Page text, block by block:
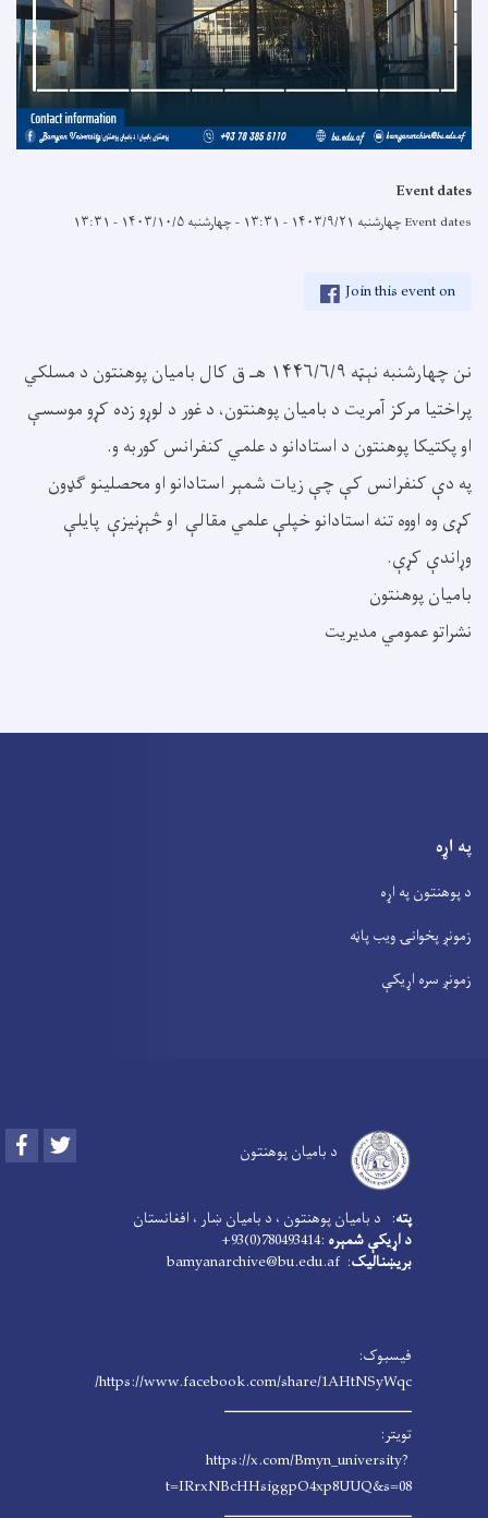
Event dates
Event datesچهارشنبه ۱۴۰۳/۹/۲۱ - ۱۳:۳۱ -چهارشنبه ۱۴۰۳/۱۰/۵ - ۱۳:۳۱
Join this event on
نن چهارشنبه نېټه ۱۴۴۶/۶/۹ هـ ق کال بامیان پوهنتون د مسلکي
پراختیا مرکز آمریت د بامیان پوهنتون، د غور د لوړو زده کړو موسسې
او پکتیکا پوهنتون د استادانو د علمي کنفرانس کوربه و.
په دې کنفرانس کې چې زیات شمېر استادانو او محصلینو ګډون
کړی وه اووه تنه استادانو خپلې علمي مقالې او څېړنیزې پایلې
وړاندې کړې.
بامیان پوهنتون
نشراتو عمومي مدیریت
په اړه
د پوهنتون په اړه
زمونږ پخوانۍ ویب پاڼه
زمونږ سره اړیکې
د بامیان پوهنتون Facebook
پته: د بامیان پوهنتون ، د بامیان ښار ، افغانستان
د اړیکې شمېره :780493414(0)93+
بریښنالیک: bamyanarchive@bu.edu.af
فیسبوک:
https://www.facebook.com/share/1AHtNSyWqc/
ـــــــــــــــــــــــــــــــــــــــــــ
تویتر:
https://x.com/Bmyn_university?
t=IRrxNBcHHsiggpO4xp8UUQ&s=08